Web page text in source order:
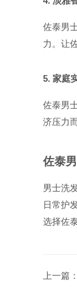
佐泰男
力。让
5. 家庭
佐泰男
济压力
佐泰
男士洗
日常护
选择佐
上一篇：